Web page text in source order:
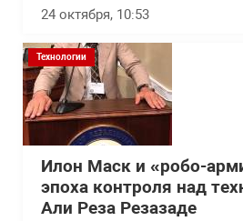
24 октября, 10:53
Технологии
Илон Маск и «робо-
эпоха контроля над
Али Реза Резазаде